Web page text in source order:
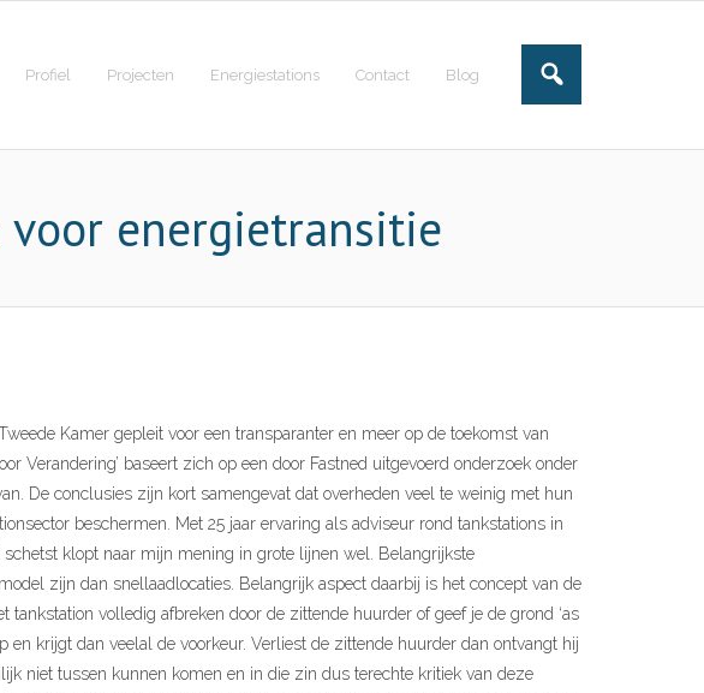
Profiel Projecten Energiestations Contact Blog
energietransitie
Kamer gepleit voor een transparanter en meer op de toekomst van
Verandering’ baseert zich op een door Fastned uitgevoerd onderzoek onder
De conclusies zijn kort samengevat dat overheden veel te weinig met hun
beschermen. Met 25 jaar ervaring als adviseur rond tankstations in
klopt naar mijn mening in grote lijnen wel. Belangrijkste
zijn dan snellaadlocaties. Belangrijk aspect daarbij is het concept van de
tankstation volledig afbreken door de zittende huurder of geef je de grond ‘as
en krijgt dan veelal de voorkeur. Verliest de zittende huurder dan ontvangt hij
niet tussen kunnen komen en in die zin dus terechte kritiek van deze